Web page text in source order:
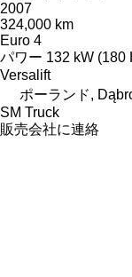
2007
324,000 km
Euro 4
パワー 132 kW (180
Versalift
ポーランド,
SM Truck
販売会社に連絡